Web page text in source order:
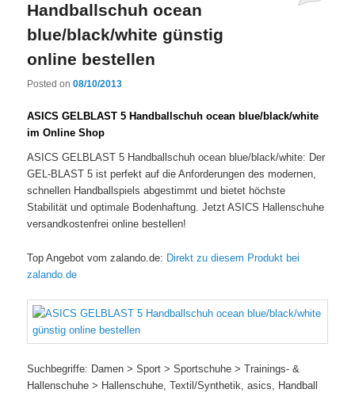
Handballschuh ocean
blue/black/white günstig
online bestellen
Posted on08/10/2013
ASICS GELBLAST 5 Handballschuh ocean blue/black/white
im Online Shop
ASICS GELBLAST 5 Handballschuh ocean blue/black/white: Der
GEL-BLAST 5 ist perfekt auf die Anforderungen des modernen,
schnellen Handballspiels abgestimmt und bietet höchste
Stabilität und optimale Bodenhaftung. Jetzt ASICS Hallenschuhe
versandkostenfrei online bestellen!
Top Angebot vom zalando.de: Direkt zu diesem Produkt bei
zalando.de
Suchbegriffe: Damen > Sport > Sportschuhe > Trainings- &
Hallenschuhe > Hallenschuhe, Textil/Synthetik, asics, Handball